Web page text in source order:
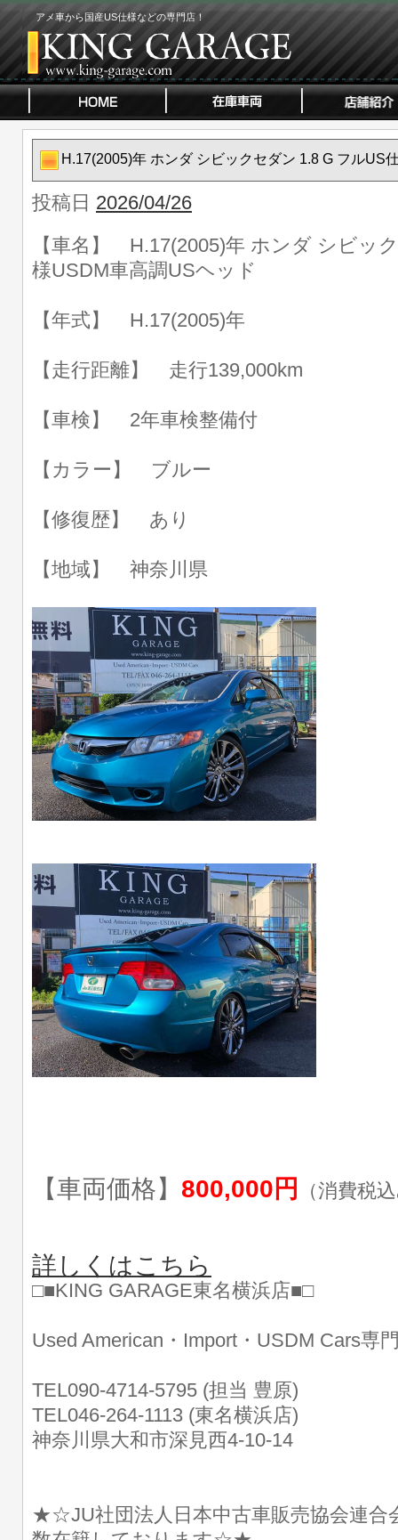
アメ車から国産US仕様などの専門店！
H.17(2005)年 ホンダ シビックセダン 1.8 G フルUS
投稿日 2026/04/26
【車名】 H.17(2005)年 ホンダ シビッ
様USDM車高調USヘッド
【年式】 H.17(2005)年
【走行距離】 走行139,000km
【車検】 2年車検整備付
【カラー】 ブルー
【修復歴】 あり
【地域】 神奈川県
【車両価格】 800,000円 （消費税
詳しくはこちら
□■KING GARAGE東名横浜店■□
Used American・Import・USDM Cars専
TEL090-4714-5795 (担当 豊原)
TEL046-264-1113 (東名横浜店)
神奈川県大和市深見西4-10-14
★☆JU社団法人日本中古車販売協会連合